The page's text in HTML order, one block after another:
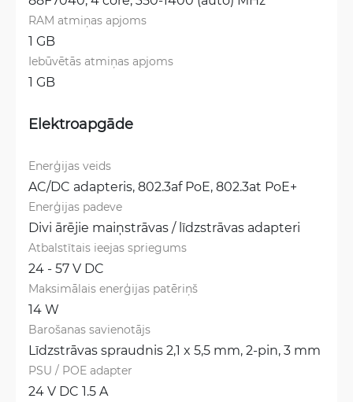
RAM atmiņas apjoms
1 GB
Iebūvētās atmiņas apjoms
1 GB
Elektroapgāde
Enerģijas veids
AC/DC adapteris, 802.3af PoE, 802.3at PoE+
Enerģijas padeve
Divi ārējie maiņstrāvas / līdzstrāvas adapteri
Atbalstītais ieejas spriegums
24 - 57 V DC
Maksimālais enerģijas patēriņš
14 W
Barošanas savienotājs
Līdzstrāvas spraudnis 2,1 x 5,5 mm, 2-pin, 3 mm
PSU / POE adapter
24 V DC 1.5 A